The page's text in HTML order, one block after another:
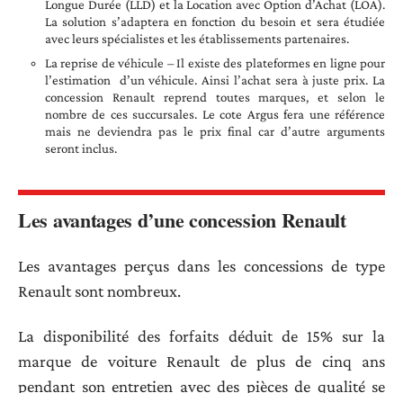
Longue Durée (LLD) et la Location avec Option d’Achat (LOA).
La solution s’adaptera en fonction du besoin et sera étudiée
avec leurs spécialistes et les établissements partenaires.
La reprise de véhicule – Il existe des plateformes en ligne pour
l’estimation d’un véhicule. Ainsi l’achat sera à juste prix. La
concession Renault reprend toutes marques, et selon le
nombre de ces succursales. Le cote Argus fera une référence
mais ne deviendra pas le prix final car d’autre arguments
seront inclus.
Les avantages d’une concession Renault
Les avantages perçus dans les concessions de type
Renault sont nombreux.
La disponibilité des forfaits déduit de 15% sur la
marque de voiture Renault de plus de cinq ans
pendant son entretien avec des pièces de qualité se